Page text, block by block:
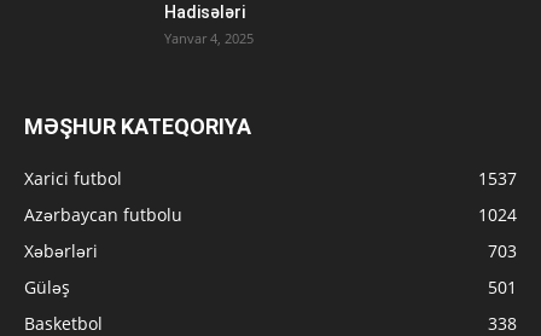
Hadisələri
Yanvar 4, 2025
MƏŞHUR KATEQORIYA
Xarici futbol
1537
Azərbaycan futbolu
1024
Xəbərləri
703
Güləş
501
Basketbol
338